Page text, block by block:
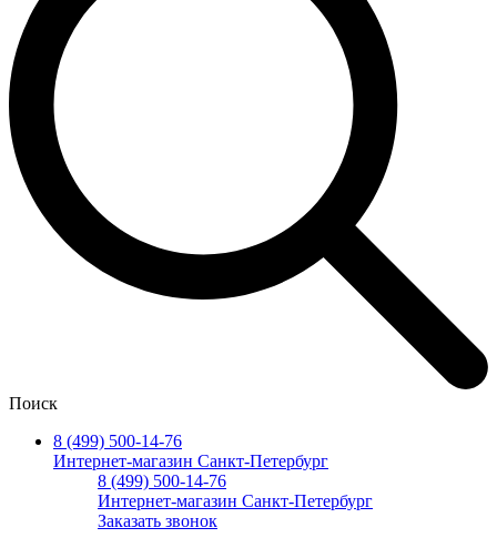
Поиск
8 (499) 500-14-76
Интернет-магазин Санкт-Петербург
8 (499) 500-14-76
Интернет-магазин Санкт-Петербург
Заказать звонок